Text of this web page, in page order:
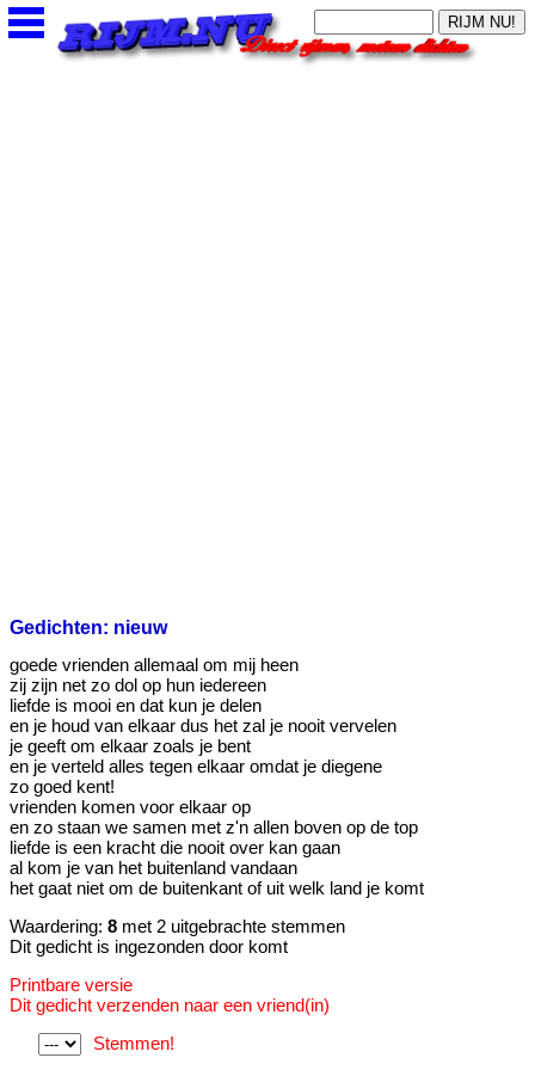
Gedichten: nieuw
goede vrienden allemaal om mij heen
zij zijn net zo dol op hun iedereen
liefde is mooi en dat kun je delen
en je houd van elkaar dus het zal je nooit vervelen
je geeft om elkaar zoals je bent
en je verteld alles tegen elkaar omdat je diegene
zo goed kent!
vrienden komen voor elkaar op
en zo staan we samen met z'n allen boven op de top
liefde is een kracht die nooit over kan gaan
al kom je van het buitenland vandaan
het gaat niet om de buitenkant of uit welk land je komt
Waardering: 8 met 2 uitgebrachte stemmen
Dit gedicht is ingezonden door komt
Printbare versie
Dit gedicht verzenden naar een vriend(in)
Stemmen!